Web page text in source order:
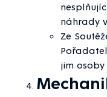
náhrady
Ze
jim